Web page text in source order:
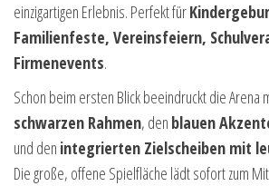
einzigartigen Erlebnis. Perfekt für
Familienfeste, Vereinsfeiern,
Firmenevents.
Schon beim ersten Blick beeindruckt die Arena
schwarzen Rahmen, den blauen
und den integrierten Zielscheiben mit
Die große, offene Spielfläche lädt sofort zum